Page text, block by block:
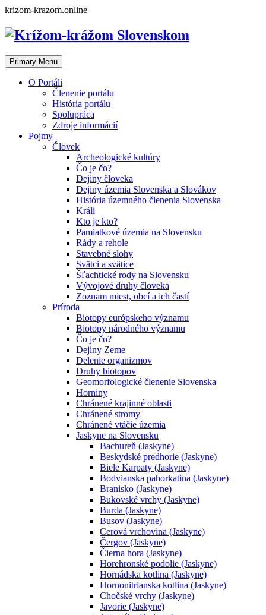
Skip
content
krizom-krazom.online
Primary Menu
O Portáli
Členenie portálu
História portálu
Spolupráca
Zdroje informácií
Pojmy
Človek
Archeologické kultúry
Čo je čo?
Dejiny človeka
Dejiny územia Slovenska a Slovákov
História územného členenia Slovenska
Králi
Kto je kto?
Pamiatkové územia na Slovensku
Rády a rehole
Stavebné slohy
Svätci a svätice
Šľachtické rody na Slovensku
Vývojové druhy človeka
Zoznam miest, obcí a ich častí
Príroda
Biotopy európskeho významu
Biotopy národného významu
Čo je čo?
Dejiny Zeme
Delenie organizmov
Druhy biotopov
Geomorfologické členenie Slovenska
Horniny
Chránené krajinné oblasti
Chránené stromy
Chránené vtáčie územia
Jaskyne na Slovensku
Bachureň (Jaskyne)
Beskydské predhorie (Jaskyne)
Biele Karpaty (Jaskyne)
Bodvianska pahorkatina (Jaskyne)
Branisko (Jaskyne)
Bukovské vrchy (Jaskyne)
Burda (Jaskyne)
Busov (Jaskyne)
Cerová vrchovina (Jaskyne)
Čergov (Jaskyne)
Čierna hora (Jaskyne)
Horehronské podolie (Jaskyne)
Hornádska kotlina (Jaskyne)
Hornonitrianska kotlina (Jaskyne)
Chočské vrchy (Jaskyne)
Javorie (Jaskyne)